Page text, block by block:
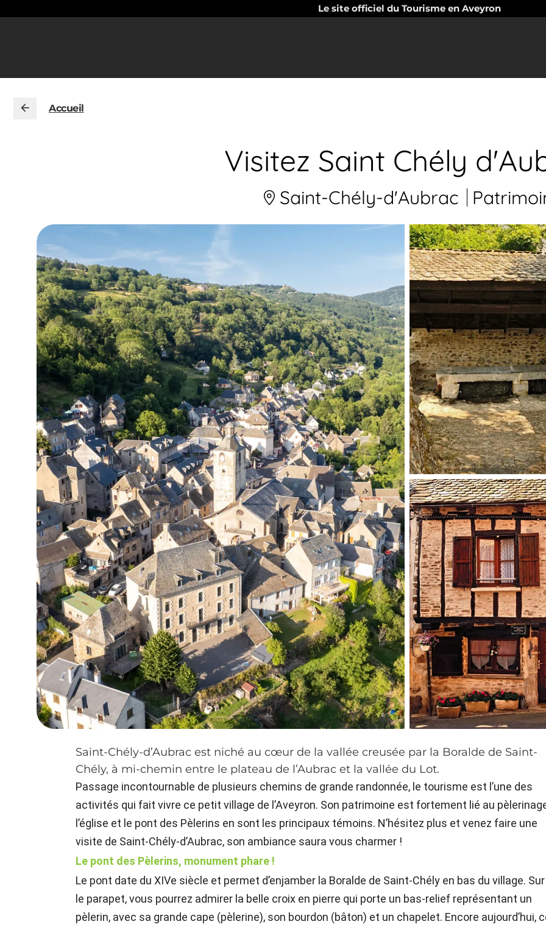
Le site officiel du Tourisme en Aveyron
Accueil
Visitez Saint Chély
Saint-Chély-d'Aubrac
Saint-Chély-d’Aubrac est niché au cœur de la vallée creusée par la Boralde de Saint-
Chély, à mi-chemin entre le plateau de l’Aubrac et la vallée du Lot.
Passage incontournable de plusieurs chemins de grande randonnée, le tourisme est l’une des
activités qui fait vivre ce petit village de l’Aveyron. Son patrimoine est fortement lié au
l’église et le pont des Pèlerins en sont les principaux témoins. N’hésitez plus et venez faire une
visite de Saint-Chély-d’Aubrac, son ambiance saura vous charmer !
Le pont des Pèlerins, monument phare !
Le pont date du XIVe siècle et permet d’enjamber la Boralde de Saint-Chély en bas du village. Sur
le parapet, vous pourrez admirer la belle croix en pierre qui porte un bas-relief représentant un
pèlerin, avec sa grande cape (pèlerine), son bourdon (bâton) et un chapelet. Encore aujourd’hui,